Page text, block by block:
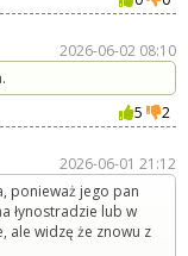
2026-06-02 08:10
5
2
2026-06-01 21:12
ponieważ jego pan
łynostradzie lub w
ale widzę że znowu z